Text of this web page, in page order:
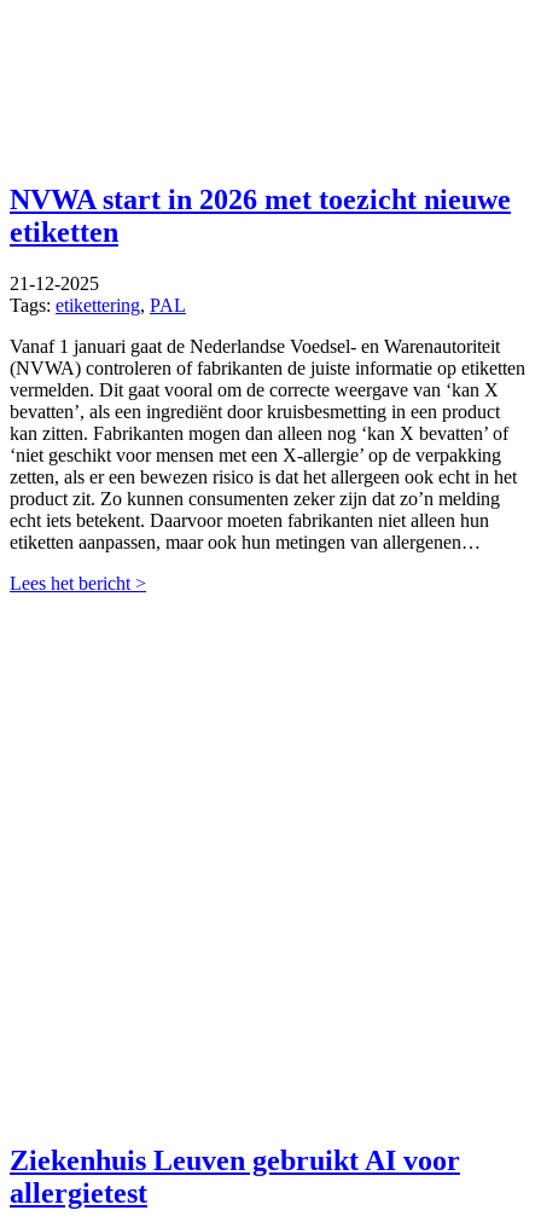
NVWA start in 2026 met toezicht nieuwe
etiketten
21-12-2025
Tags: etikettering, PAL
Vanaf 1 januari gaat de Nederlandse Voedsel- en Warenautoriteit
(NVWA) controleren of fabrikanten de juiste informatie op etiketten
vermelden. Dit gaat vooral om de correcte weergave van ‘kan X
bevatten’, als een ingrediënt door kruisbesmetting in een product
kan zitten. Fabrikanten mogen dan alleen nog ‘kan X bevatten’ of
‘niet geschikt voor mensen met een X-allergie’ op de verpakking
zetten, als er een bewezen risico is dat het allergeen ook echt in het
product zit. Zo kunnen consumenten zeker zijn dat zo’n melding
echt iets betekent. Daarvoor moeten fabrikanten niet alleen hun
etiketten aanpassen, maar ook hun metingen van allergenen…
Lees het bericht >
Ziekenhuis Leuven gebruikt AI voor
allergietest